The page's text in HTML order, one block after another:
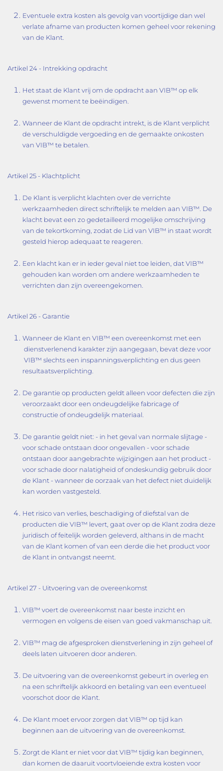
Eventuele extra kosten als gevolg van voortijdige dan wel
verlate afname van producten komen geheel voor rekening
van de Klant.
Artikel 24 - Intrekking opdracht
Het staat de Klant vrij om de opdracht aan VIB™ op elk
gewenst moment te beëindigen.
Wanneer de Klant de opdracht intrekt, is de Klant verplicht
de verschuldigde vergoeding en de gemaakte onkosten
van VIB™ te betalen.
Artikel 25 - Klachtplicht
De Klant is verplicht klachten over de verrichte
werkzaamheden direct schriftelijk te melden aan VIB™. De
klacht bevat een zo gedetailleerd mogelijke omschrijving
van de tekortkoming, zodat de Lid van VIB™ in staat wordt
gesteld hierop adequaat te reageren.
Een klacht kan er in ieder geval niet toe leiden, dat VIB™
gehouden kan worden om andere werkzaamheden te
verrichten dan zijn overeengekomen.
Artikel 26 - Garantie
Wanneer de Klant en VIB™ een overeenkomst met een
dienstverlenend karakter zijn aangegaan, bevat deze voor
VIB™ slechts een inspanningsverplichting en dus geen
resultaatsverplichting.
De garantie op producten geldt alleen voor defecten die zijn
veroorzaakt door een ondeugdelijke fabricage of
constructie of ondeugdelijk materiaal.
De garantie geldt niet: - in het geval van normale slijtage -
voor schade ontstaan door ongevallen - voor schade
ontstaan door aangebrachte wijzigingen aan het product -
voor schade door nalatigheid of ondeskundig gebruik door
de Klant - wanneer de oorzaak van het defect niet duidelijk
kan worden vastgesteld.
Het risico van verlies, beschadiging of diefstal van de
producten die VIB™ levert, gaat over op de Klant zodra deze
juridisch of feitelijk worden geleverd, althans in de macht
van de Klant komen of van een derde die het product voor
de Klant in ontvangst neemt.
Artikel 27 - Uitvoering van de overeenkomst
VIB™ voert de overeenkomst naar beste inzicht en
vermogen en volgens de eisen van goed vakmanschap uit.
VIB™ mag de afgesproken dienstverlening in zijn geheel of
deels laten uitvoeren door anderen.
De uitvoering van de overeenkomst gebeurt in overleg en
na een schriftelijk akkoord en betaling van een eventueel
voorschot door de Klant.
De Klant moet ervoor zorgen dat VIB™ op tijd kan
beginnen aan de uitvoering van de overeenkomst.
Zorgt de Klant er niet voor dat VIB™ tijdig kan beginnen,
dan komen de daaruit voortvloeiende extra kosten voor